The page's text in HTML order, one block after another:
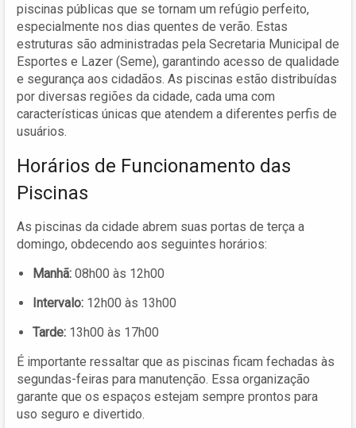
piscinas públicas que se tornam um refúgio perfeito,
especialmente nos dias quentes de verão. Estas
estruturas são administradas pela Secretaria Municipal de
Esportes e Lazer (Seme), garantindo acesso de qualidade
e segurança aos cidadãos. As piscinas estão distribuídas
por diversas regiões da cidade, cada uma com
características únicas que atendem a diferentes perfis de
usuários.
Horários de Funcionamento das
Piscinas
As piscinas da cidade abrem suas portas de terça a
domingo, obdecendo aos seguintes horários:
Manhã: 08h00 às 12h00
Intervalo: 12h00 às 13h00
Tarde: 13h00 às 17h00
É importante ressaltar que as piscinas ficam fechadas às
segundas-feiras para manutenção. Essa organização
garante que os espaços estejam sempre prontos para
uso seguro e divertido.